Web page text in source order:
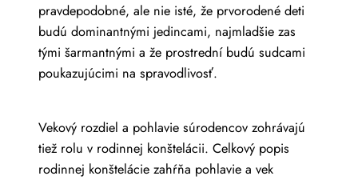
pravdepodobné, ale nie isté, že prvorodené deti
budú dominantnými jedincami, najmladšie zas
tými šarmantnými a že prostrední budú sudcami
poukazujúcimi na spravodlivosť.
Vekový rozdiel a pohlavie súrodencov zohrávajú
tiež rolu v rodinnej konštelácii. Celkový popis
rodinnej konštelácie zahŕňa pohlavie a vek